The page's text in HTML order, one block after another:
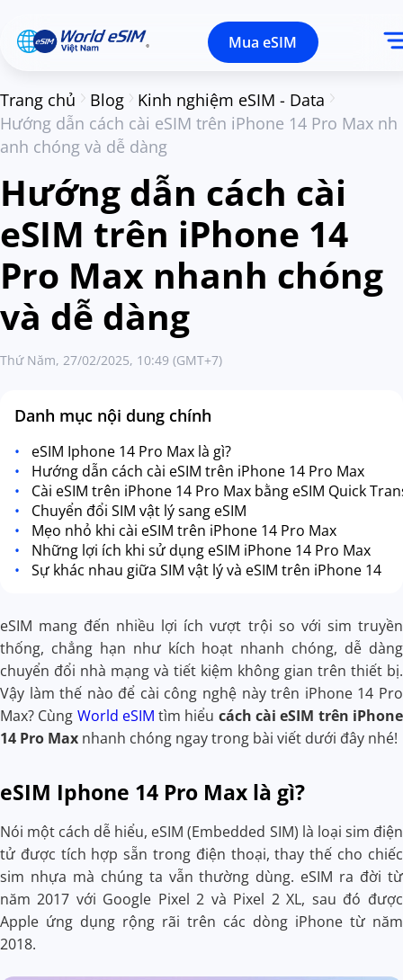
Mua eSIM
Trang chủ Blog
Kinh nghiệm eSIM - Data
Hướng dẫn cách cài eSIM trên iPhone 14 Pro Max nh
anh chóng và dễ dàng
Hướng dẫn cách cài
eSIM trên iPhone 14
Pro Max nhanh chóng
và dễ dàng
Thứ Năm, 27/02/2025, 10:49 (GMT+7)
Danh mục nội dung chính
eSIM Iphone 14 Pro Max là gì?
Hướng dẫn cách cài eSIM trên iPhone 14 Pro Max
Cài eSIM trên iPhone 14 Pro Max bằng eSIM Quick
Chuyển đổi SIM vật lý sang eSIM
Mẹo nhỏ khi cài eSIM trên iPhone 14 Pro Max
Những lợi ích khi sử dụng eSIM iPhone 14 Pro Max
Sự khác nhau giữa SIM vật lý và eSIM trên iPhone 14
eSIM mang đến nhiều lợi ích vượt trội so với sim truyền
thống, chẳng hạn như kích hoạt nhanh chóng, dễ dàng
chuyển đổi nhà mạng và tiết kiệm không gian trên thiết bị.
Vậy làm thế nào để cài công nghệ này trên iPhone 14 Pro
Max? Cùng World eSIM tìm hiểu cách cài eSIM trên iPhone
14 Pro Max nhanh chóng ngay trong bài viết dưới đây nhé!
eSIM Iphone 14 Pro Max là gì?
Nói một cách dễ hiểu, eSIM (Embedded SIM) là loại sim điện
tử được tích hợp sẵn trong điện thoại, thay thế cho chiếc
sim nhựa mà chúng ta vẫn thường dùng. eSIM ra đời từ
năm 2017 với Google Pixel 2 và Pixel 2 XL, sau đó được
Apple ứng dụng rộng rãi trên các dòng iPhone từ năm
2018.